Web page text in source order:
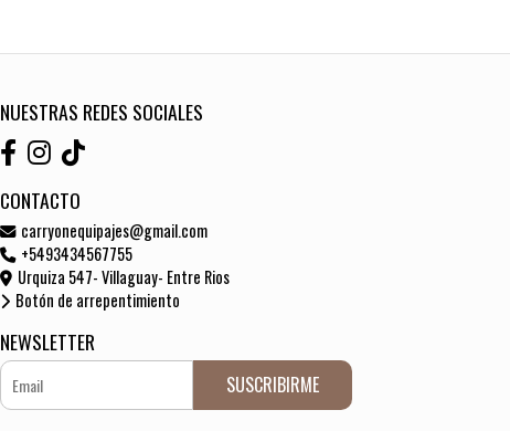
NUESTRAS REDES SOCIALES
CONTACTO
carryonequipajes@gmail.com
+5493434567755
Urquiza 547- Villaguay- Entre Rios
Botón de arrepentimiento
NEWSLETTER
SUSCRIBIRME